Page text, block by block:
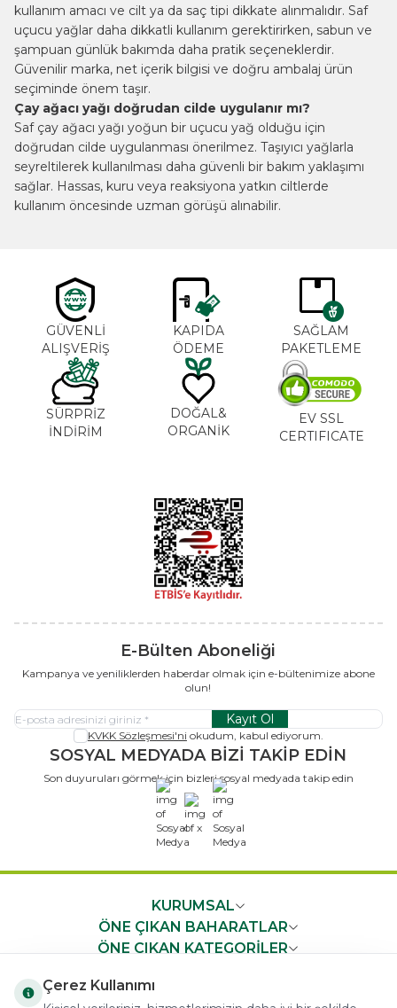
kullanım amacı ve cilt ya da saç tipi dikkate alınmalıdır. Saf
uçucu yağlar daha dikkatli kullanım gerektirirken, sabun ve
şampuan günlük bakımda daha pratik seçeneklerdir.
Güvenilir marka, net içerik bilgisi ve doğru ambalaj ürün
seçiminde önem taşır.
Çay ağacı yağı doğrudan cilde uygulanır mı?
Saf çay ağacı yağı yoğun bir uçucu yağ olduğu için
doğrudan cilde uygulanması önerilmez. Taşıyıcı yağlarla
seyreltilerek kullanılması daha güvenli bir bakım yaklaşımı
sağlar. Hassas, kuru veya reaksiyona yatkın ciltlerde
kullanım öncesinde uzman görüşü alınabilir.
GÜVENLİ
ALIŞVERİŞ
KAPIDA
ÖDEME
SAĞLAM
PAKETLEME
SÜRPRİZ
İNDİRİM
DOĞAL&
ORGANİK
EV SSL
CERTIFICATE
E-Bülten Aboneliği
Kampanya ve yeniliklerden haberdar olmak için e-bültenimize abone
olun!
Kayıt Ol
KVKK Sözleşmesi'ni okudum, kabul ediyorum.
SOSYAL MEDYADA BİZİ TAKİP EDİN
Son duyuruları görmek için bizleri sosyal medyada takip edin
x
KURUMSAL
ÖNE ÇIKAN BAHARATLAR
ÖNE ÇIKAN KATEGORİLER
HIZLI ERİŞİM
Çerez Kullanımı